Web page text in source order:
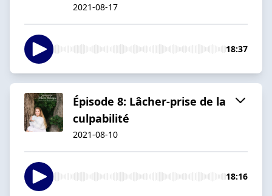
2021-08-17
18:37
Épisode 8: Lâcher-prise de la
culpabilité
2021-08-10
18:16